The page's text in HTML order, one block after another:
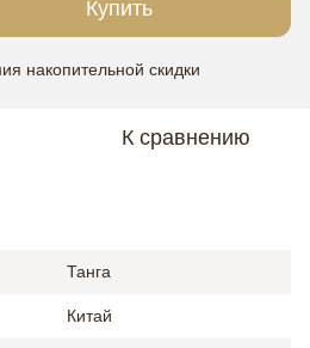
Купить
накопительной скидки
К сравнению
Танга
Китай